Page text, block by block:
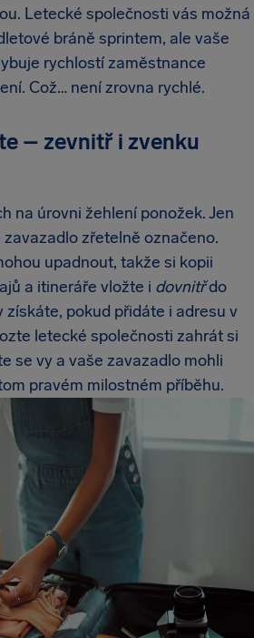
Letecké společnosti vás možná
bráně sprintem, ale vaše
rychlostí zaměstnance
Což… není zrovna rychlé.
– zevnitř i zvenku
na úrovni žehlení ponožek. Jen
zřetelně označeno.
upadnout, takže si kopii
a itineráře vložte i dovnitřdo
získáte, pokud přidáte i adresu v
letecké společnosti zahrát si
se vy a vaše zavazadlo mohli
pravém milostném příběhu.